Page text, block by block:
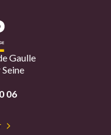
Gaulle
06